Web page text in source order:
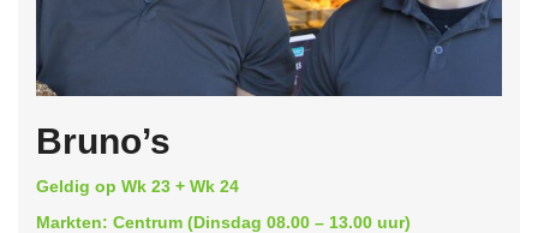
Bruno’s
Geldig op Wk 23 + Wk 24
Markten: Centrum (Dinsdag 08.00 – 13.00 uur)